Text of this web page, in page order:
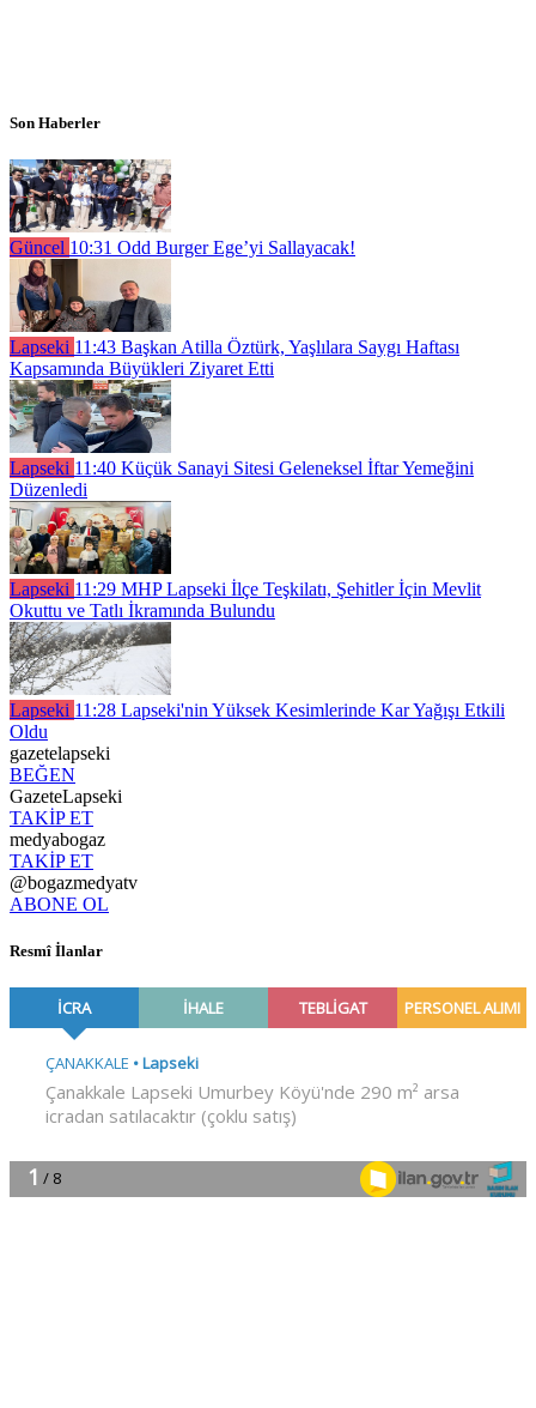
Son Haberler
Güncel 10:31 Odd Burger Ege’yi Sallayacak!
Lapseki 11:43 Başkan Atilla Öztürk, Yaşlılara Saygı Haftası
Kapsamında Büyükleri Ziyaret Etti
Lapseki 11:40 Küçük Sanayi Sitesi Geleneksel İftar Yemeğini
Düzenledi
Lapseki 11:29 MHP Lapseki İlçe Teşkilatı, Şehitler İçin Mevlit
Okuttu ve Tatlı İkramında Bulundu
Lapseki 11:28 Lapseki'nin Yüksek Kesimlerinde Kar Yağışı Etkili
Oldu
gazetelapseki
BEĞEN
GazeteLapseki
TAKİP ET
medyabogaz
TAKİP ET
@bogazmedyatv
ABONE OL
Resmî İlanlar